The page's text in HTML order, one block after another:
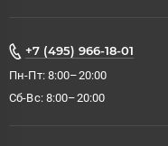
+7 (495) 966-18-01
Пн-Пт: 8:00–20:00
Сб-Вс: 8:00–20:00